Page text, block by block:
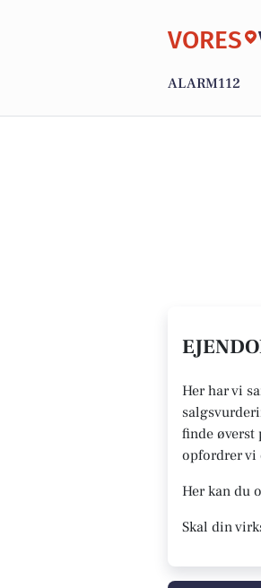
VORES
ALARM112
Her har vi
finde øverst
opfordrer vi
Her kan du
Skal din